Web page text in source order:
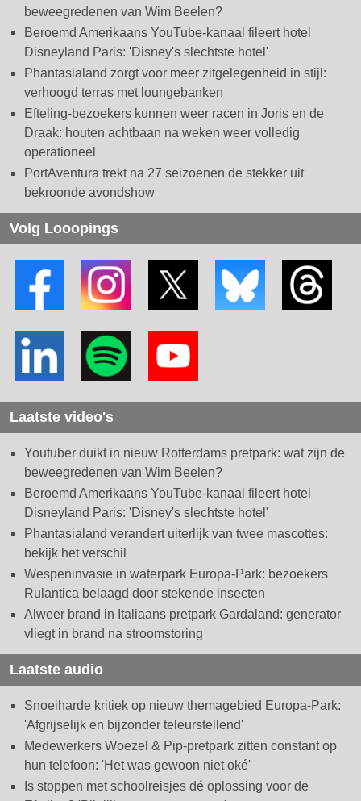
beweegredenen van Wim Beelen?
Beroemd Amerikaans YouTube-kanaal fileert hotel
Disneyland Paris: 'Disney's slechtste hotel'
Phantasialand zorgt voor meer zitgelegenheid in stijl:
verhoogd terras met loungebanken
Efteling-bezoekers kunnen weer racen in Joris en de
Draak: houten achtbaan na weken weer volledig
operationeel
PortAventura trekt na 27 seizoenen de stekker uit
bekroonde avondshow
Volg Looopings
Laatste video's
Youtuber duikt in nieuw Rotterdams pretpark: wat zijn de
beweegredenen van Wim Beelen?
Beroemd Amerikaans YouTube-kanaal fileert hotel
Disneyland Paris: 'Disney's slechtste hotel'
Phantasialand verandert uiterlijk van twee mascottes:
bekijk het verschil
Wespeninvasie in waterpark Europa-Park: bezoekers
Rulantica belaagd door stekende insecten
Alweer brand in Italiaans pretpark Gardaland: generator
vliegt in brand na stroomstoring
Laatste audio
Snoeiharde kritiek op nieuw themagebied Europa-Park:
'Afgrijselijk en bijzonder teleurstellend'
Medewerkers Woezel & Pip-pretpark zitten constant op
hun telefoon: 'Het was gewoon niet oké'
Is stoppen met schoolreisjes dé oplossing voor de